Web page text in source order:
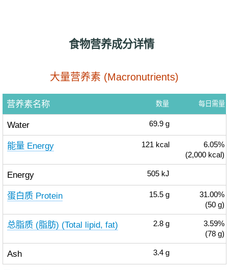
食物营养成分详情
大量营养素 (Macronutrients)
营养素名称 数量 每日需量
Water 69.9 g
能量 Energy 121 kcal
6.05%
(2,000 kcal)
Energy 505 kJ
蛋白质 Protein 15.5 g
31.00%
(50 g)
总脂质 (脂肪) (Total lipid, fat) 2.8 g
3.59%
(78 g)
Ash 3.4 g